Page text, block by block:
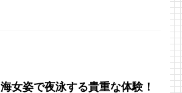
海女姿で夜泳する貴重な体験！